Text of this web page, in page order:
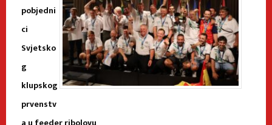
pobjedni
ci
Svjetsko
g
klupskog
prvenstv